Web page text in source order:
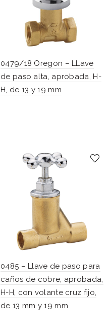
0479/18 Oregon – LLave
de paso alta, aprobada, H-
H, de 13 y 19 mm
0485 – Llave de paso para
caños de cobre, aprobada,
H-H, con volante cruz fijo,
de 13 mm y 19 mm